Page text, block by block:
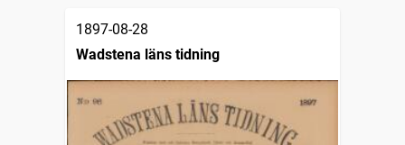
1897-08-28
Wadstena läns tidning